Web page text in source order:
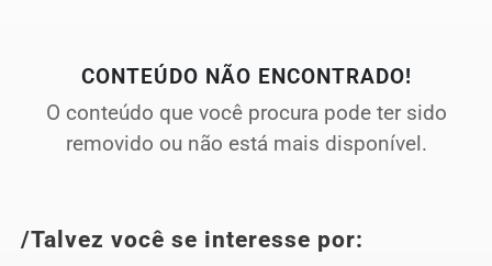
CONTEÚDO NÃO ENCONTRADO!
O conteúdo que você procura pode ter sido
removido ou não está mais disponível.
/Talvez você se interesse por: